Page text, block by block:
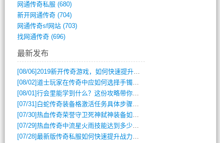
网通传奇私服 (680)
新开网通传奇(704)
网通传奇sf网站(703)
找网通传奇(696)
最新发布
[08/06]2019新开传奇游戏，如何快速提升角色等级？
[08/02]道士玩家在传奇中应如何选择手镯装备？
[08/01]行会里能学到什么？这份攻略带你全掌握
[07/31] 白蛇传奇装备格激活任务具体步骤是什么？如何完成？
[07/30]热血传奇荣誉守卫死神弑神装备如何获取与佩戴攻略？
[07/29]热血传奇中流星火雨技能达到多少级可以开始练装备？
[07/28]最新版传奇私服如何快速提升战力与获取稀有装备？